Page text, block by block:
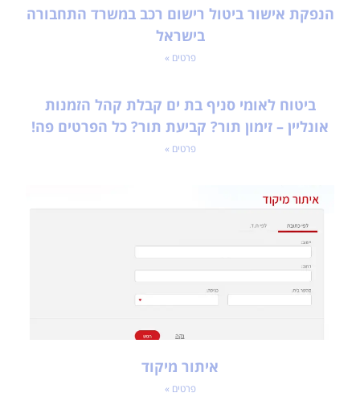
הנפקת אישור ביטול רישום רכב במשרד התחבורה
בישראל
פרטים »
ביטוח לאומי סניף בת ים קבלת קהל הזמנות
אונליין – זימון תור? קביעת תור? כל הפרטים פה!
פרטים »
איתור מיקוד
פרטים »